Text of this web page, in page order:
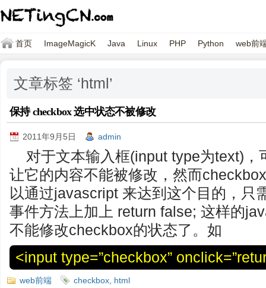
首页 ImageMagicK Java Linux PHP Python web前
文章标签 ‘html’
保持 checkbox 选中状态不被修改
2011年9月5日 admin
对于文本输入框(input type为text)
让它的内容不能被修改，然而
以通过javascript 来达到这个目的，只
事件方法上加上 return false; 这样的
不能修改checkbox的状态了。如
<input type=”checkbox”
web前端 checkbox html